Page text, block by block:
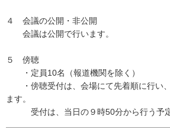
４ 会議の公開・非公開
会議は公開で行います。
５ 傍聴
・定員10名（報道機関を除く）
・傍聴受付は、会場にて先着順に行い
ます。
受付は、当日の９時50分から行う予定